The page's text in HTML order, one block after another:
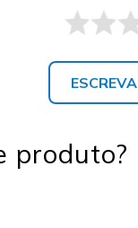
produto?